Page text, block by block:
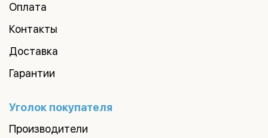
Оплата
Контакты
Доставка
Гарантии
Уголок покупателя
Производители